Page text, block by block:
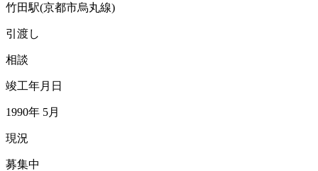
竹田駅(京都市烏丸線)
引渡し
相談
竣工年月日
1990年 5月
現況
募集中